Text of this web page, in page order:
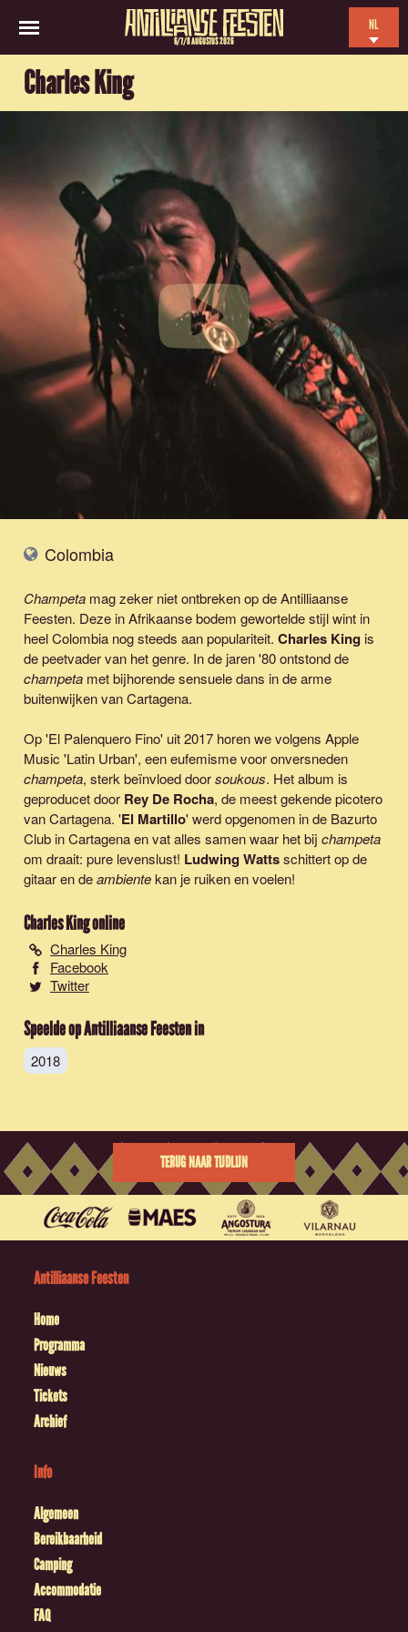
6/7/8 AUGUSTUS 2026
NL
Charles King
Colombia
Champeta mag zeker niet ontbreken op de Antilliaanse
Feesten. Deze in Afrikaanse bodem gewortelde stijl wint in
heel Colombia nog steeds aan populariteit. Charles King is
de peetvader van het genre. In de jaren '80 ontstond de
champeta met bijhorende sensuele dans in de arme
buitenwijken van Cartagena.
Op 'El Palenquero Fino' uit 2017 horen we volgens Apple
Music 'Latin Urban', een eufemisme voor onversneden
champeta, sterk beïnvloed doorsoukous. Het album is
geproducet door Rey De Rocha, de meest gekende picotero
van Cartagena. 'El Martillo' werd opgenomen in de Bazurto
Club in Cartagena en vat alles samen waar het bij champeta
om draait: pure levenslust! Ludwing Wattsschittert op de
gitaar en deambientekan je ruiken en voelen!
Charles Kingonline
Charles King
Facebook
Twitter
Speelde op Antilliaanse Feesten in
2018
TERUG NAAR TIJDLIJN
Antilliaanse Feesten
Home
Programma
Nieuws
Tickets
Archief
Info
Algemeen
Bereikbaarheid
Camping
Accommodatie
FAQ